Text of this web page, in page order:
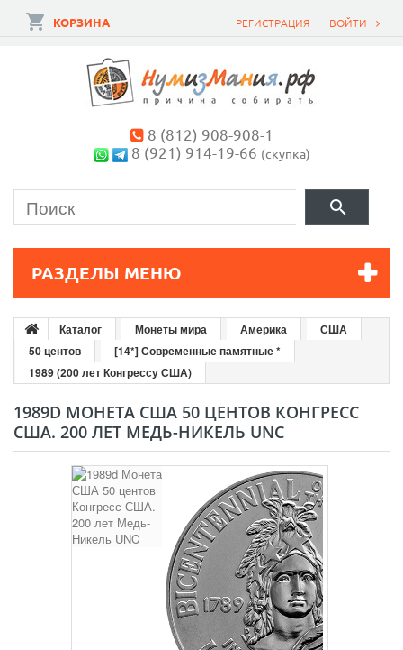
ВОЙТИ
РЕГИСТРАЦИЯ
КОРЗИНА
8 (812) 908-908-1
8 (921) 914-19-66 (скупка)
РАЗДЕЛЫ МЕНЮ
Каталог Монеты мира Америка
США
50 центов
[14*] Современные памятные *
1989 (200 лет Конгрессу США)
1989D МОНЕТА США 50 ЦЕНТОВ КОНГРЕСС
США. 200 ЛЕТ МЕДЬ-НИКЕЛЬ UNC